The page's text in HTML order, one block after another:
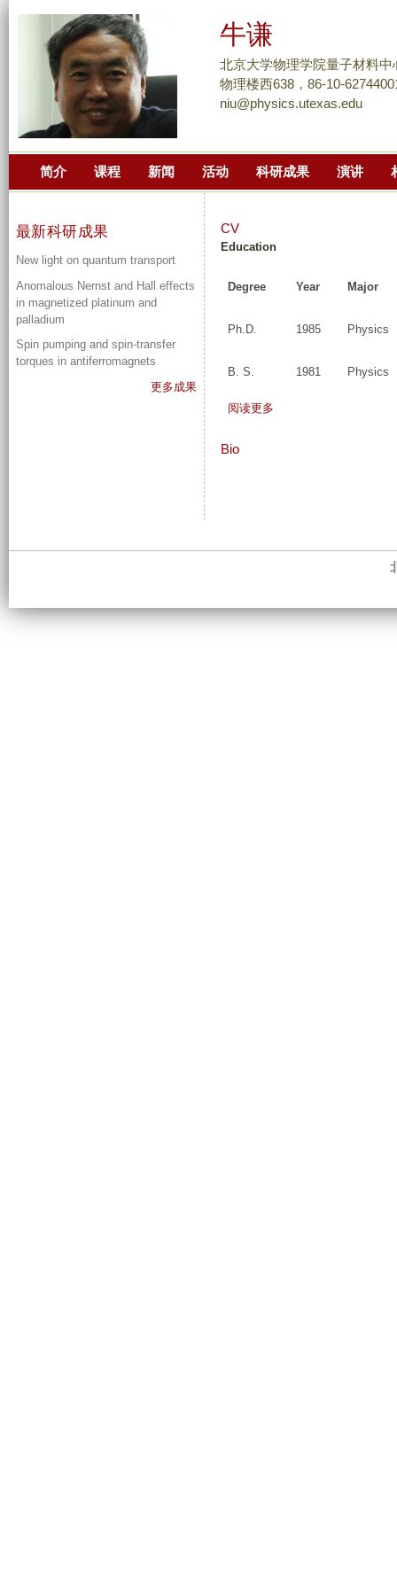
到
页
主
内
牛谦
北京大学物理学院量子材料中
物理楼西638，86-10-
niu@physics.utexas.edu
简介 课程 新闻 活动 科研成果 演讲
CV
Education
Degree Year Major
Ph.D. 1985 Physics
B. S. 1981 Physics
阅读更多
Bio
最新科研成果
New light on quantum transport
Anomalous Nernst and Hall effects
in magnetized platinum and
palladium
Spin pumping and spin-transfer
torques in antiferromagnets
更多成果